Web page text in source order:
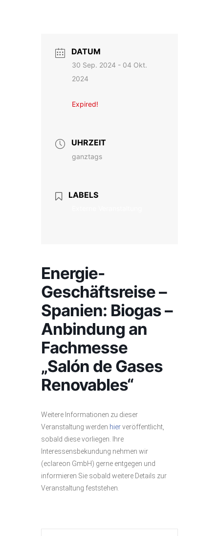
DATUM
30 Sep. 2024 - 04 Okt.
2024
Expired!
UHRZEIT
ganztags
LABELS
Energie-
Geschäftsreise –
Spanien: Biogas –
Anbindung an
Fachmesse
„Salón de Gases
Renovables“
Weitere Informationen zu dieser
Veranstaltung werden hierveröffentlicht,
sobald diese vorliegen. Ihre
Interessensbekundung nehmen wir
(eclareon GmbH) gerne entgegen und
informieren Sie sobald weitere Details zur
Veranstaltung feststehen.